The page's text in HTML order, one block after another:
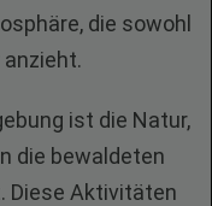
die sowohl
ist die Natur,
die bewaldeten
Diese Aktivitäten